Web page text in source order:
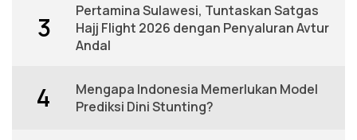
3
Pertamina Sulawesi, Tuntaskan Satgas
Hajj Flight 2026 dengan Penyaluran Avtur
Andal
4
Mengapa Indonesia Memerlukan Model
Prediksi Dini Stunting?